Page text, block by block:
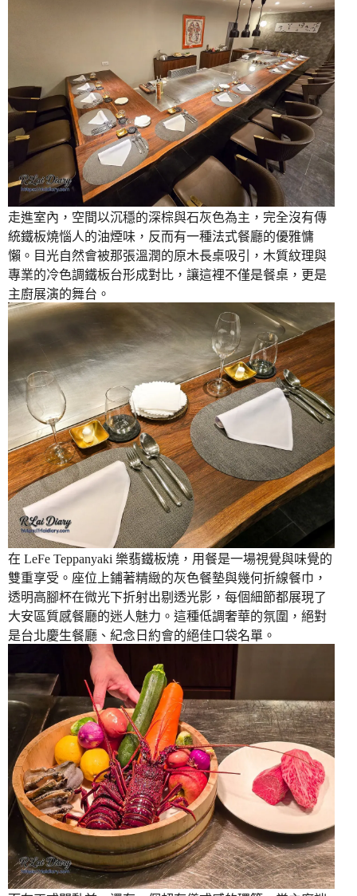
走進室內，空間以沉穩的深棕與石灰色為主，完全沒有傳
統鐵板燒惱人的油煙味，反而有一種法式餐廳的優雅慵
懶。目光自然會被那張溫潤的原木長桌吸引，木質紋理與
專業的冷色調鐵板台形成對比，讓這裡不僅是餐桌，更是
主廚展演的舞台。
在 LeFe Teppanyaki 樂翡鐵板燒，用餐是一場視覺與味覺的
雙重享受。座位上鋪著精緻的灰色餐墊與幾何折線餐巾，
透明高腳杯在微光下折射出剔透光影，每個細節都展現了
大安區質感餐廳的迷人魅力。這種低調奢華的氛圍，絕對
是台北慶生餐廳、紀念日約會的絕佳口袋名單。